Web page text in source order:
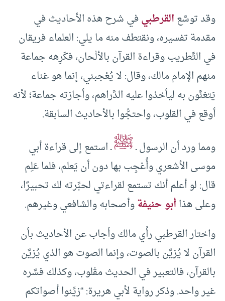
وقد توسَّعالقرطبيفي شرح هذه الأحاديث في
مقدمة تفسيره، ونقتطف منه ما يلي: العلماء فريقان
في التَّطريب وقراءة القرآن بالألْحان، فكَرِهه جماعة
منهم الإمام مالك، وقال: لا يُعْجبني، إنما هو غناء
يَتغنَّون به ليأخذوا عليه الدَّراهم، وأجازته جماعة؛ لأنه
أوقع في القلوب، واحتجُّوا بالأحاديث السابقة.
ومما ورد أن الرسول ـﷺـ استمع إلى قراءة أبي
موسى الأشعري وأُعْجِب بها دون أن يَعلم، فلما عَلِم
قال: لو أعلم أنك تستمع لقراءتي لحبَّرته لك تحبيرًا،
وعلى هذاأبو حنيفةوأصحابه والشافعي وغيرهم.
واختار القرطبي رأْي مالك وأجاب عن الأحاديث بأن
القرآن لا يُزيَّن بالصوت، وإنما الصوت هو الذي يُزيَّن
بالقرآن، فالتعبير في الحديث مقْلوب، وكذلك فسَّره
غير واحد. وذكر رواية لأبي هريرة: “زيِّنوا أصواتكم